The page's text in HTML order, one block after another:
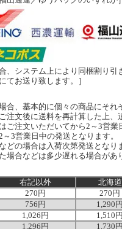
、システム上により同梱割り
てお送り致します。］
合、基本的に個々の商品にそれ
注文後に送料を再計算した上、
ご注文いただいてから2～3営業
3営業日中の発送となります。
どの場合は入荷次第発送となり
場合などは多少遅れる場合があ
右記以外
北海道
270円
270円
756円
1,290
1,026円
1,510
1,296円 1,730